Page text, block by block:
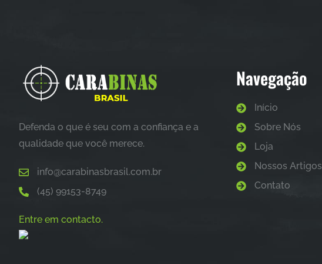
Calibre .36
Calibre .38
Calibre .38
Calibre .38
Calibre .40
Calibre .40
Calibre .45
Calibre .45
Calibre12 GA
Defenda o que é seu com a confiança e a
qualidade que você merece.
info@carabinasbrasil.com.br
(45) 99153-8749
Entre em contacto.
Navegação
Início
Sobre Nós
Loja
Nossos Artigos
Contato